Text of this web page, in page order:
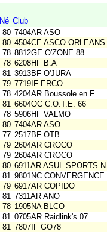
Né Club
80 7404AR ASO
80 4504CE ASCO ORLEANS
78 8812GE O'ZONE 88
78 6208HF B.A
81 3913BF O'JURA
79 7719IF ERCO
78 4204AR Boussole en F.
81 6604OC C.O.T.E. 66
78 5906HF VALMO
80 7404AR ASO
77 2517BF OTB
79 2604AR CROCO
79 2604AR CROCO
80 6911AR ASUL SPORTS
81 9801NC CONVERGENCE
79 6917AR COPIDO
81 7311AR ANO
78 1905NA BLCO
81 0705AR Raidlink's 07
81 7807IF GO78